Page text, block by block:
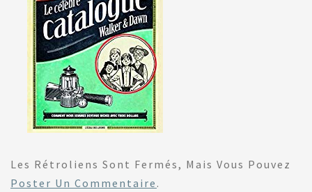
Les Rétroliens Sont Fermés, Mais Vous Pouvez
Poster Un Commentaire .